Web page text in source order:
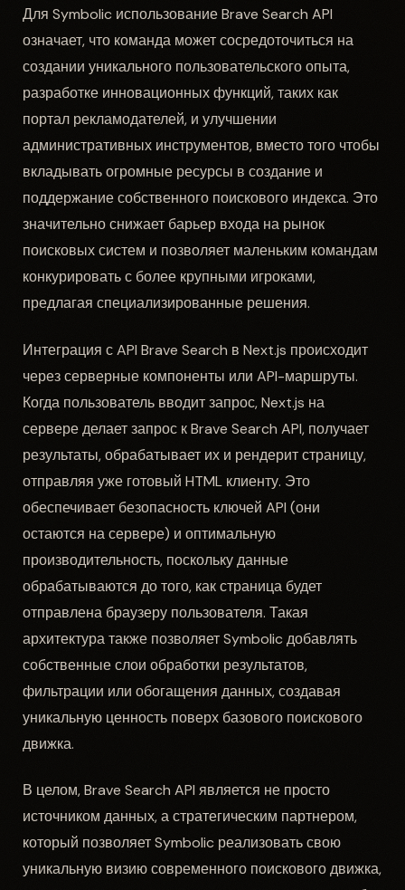
Для Symbolic использование Brave Search API
означает, что команда может сосредоточиться на
создании уникального пользовательского опыта,
разработке инновационных функций, таких как
портал рекламодателей, и улучшении
административных инструментов, вместо того чтобы
вкладывать огромные ресурсы в создание и
поддержание собственного поискового индекса. Это
значительно снижает барьер входа на рынок
поисковых систем и позволяет маленьким командам
конкурировать с более крупными игроками,
предлагая специализированные решения.
Интеграция с API Brave Search в Next.js происходит
через серверные компоненты или API-маршруты.
Когда пользователь вводит запрос, Next.js на
сервере делает запрос к Brave Search API, получает
результаты, обрабатывает их и рендерит страницу,
отправляя уже готовый HTML клиенту. Это
обеспечивает безопасность ключей API (они
остаются на сервере) и оптимальную
производительность, поскольку данные
обрабатываются до того, как страница будет
отправлена браузеру пользователя. Такая
архитектура также позволяет Symbolic добавлять
собственные слои обработки результатов,
фильтрации или обогащения данных, создавая
уникальную ценность поверх базового поискового
движка.
В целом, Brave Search API является не просто
источником данных, а стратегическим партнером,
который позволяет Symbolic реализовать свою
уникальную визию современного поискового движка,